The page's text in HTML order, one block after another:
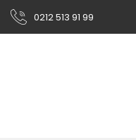
0212 513 91 99